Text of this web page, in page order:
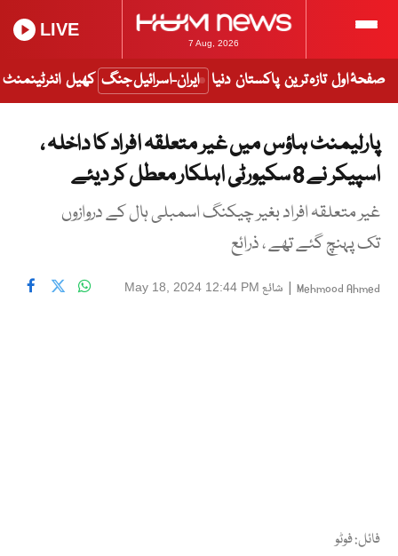
7 Aug, 2026
LIVE
صفحۂ اول تازہ ترین پاکستان دنیا ایران-اسرائیل جنگ کھیل انٹرٹینمنٹ
پارلیمنٹ ہاؤس میں غیر متعلقہ افراد کا داخلہ ،
اسپیکر نے 8 سکیورٹی اہلکار معطل کر دیئے
غیر متعلقہ افراد بغیر چیکنگ اسمبلی ہال کے دروازوں
تک پہنچ گئے تھے ، ذرائع
Mehmood Ahmed
| شائع May 18, 2024 12:44 PM
فائل: فوٹو